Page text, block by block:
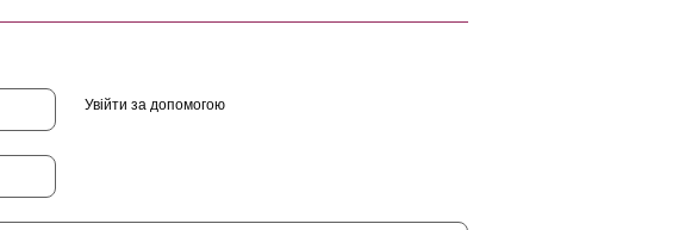
Увійти за допомогою